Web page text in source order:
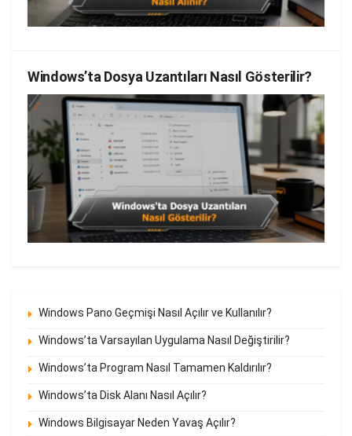
Windows’ta Dosya Uzantıları Nasıl Gösterilir?
Windows Pano Geçmişi Nasıl Açılır ve Kullanılır?
Windows’ta Varsayılan Uygulama Nasıl Değiştirilir?
Windows’ta Program Nasıl Tamamen Kaldırılır?
Windows’ta Disk Alanı Nasıl Açılır?
Windows Bilgisayar Neden Yavaş Açılır?